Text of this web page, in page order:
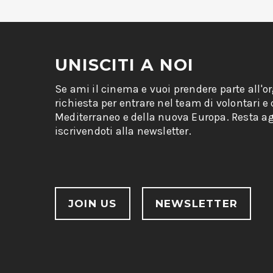
UNISCITI A NOI
Se ami il cinema e vuoi prendere parte
richiesta per entrare nel team di volontari
Mediterraneo e della nuova Europa. Resta
iscrivendoti alla newsletter.
JOIN US NEWSLETTER